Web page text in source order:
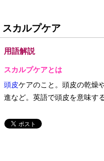
スカルプケア
用語解説
スカルプケアとは
頭皮ケアのこと。頭皮の乾燥
進など。英語で頭皮を意味す